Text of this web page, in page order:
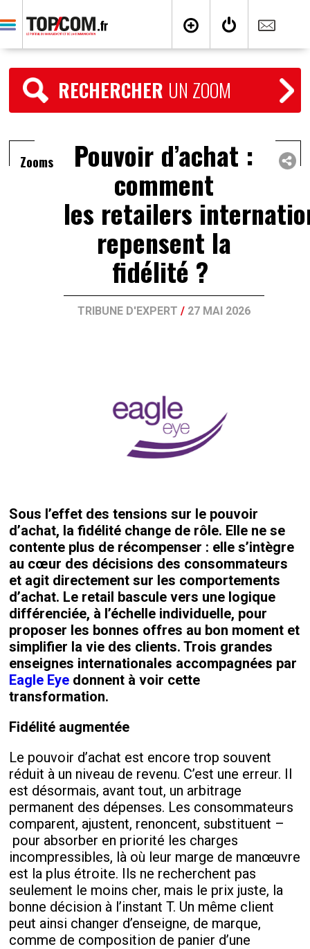
RECHERCHER UN ZOOM
Zooms Pouvoir d’achat :
comment
les retailers
repensent la
fidélité ?
TRIBUNE D'EXPERT / 27 MAI 2026
Sous l’effet des tensions sur le pouvoir
d’achat, la fidélité change de rôle. Elle ne se
contente plus de récompenser : elle s’intègre
au cœur des décisions des consommateurs
et agit directement sur les comportements
d’achat. Le retail bascule vers une logique
différenciée, à l’échelle individuelle, pour
proposer les bonnes offres au bon moment et
simplifier la vie des clients. Trois grandes
enseignes internationales accompagnées par
Eagle Eye donnent à voir cette
transformation.
Fidélité augmentée
Le pouvoir d’achat est encore trop souvent
réduit à un niveau de revenu. C’est une erreur. Il
est désormais, avant tout, un arbitrage
permanent des dépenses. Les consommateurs
comparent, ajustent, renoncent, substituent –
pour absorber en priorité les charges
incompressibles, là où leur marge de manœuvre
est la plus étroite. Ils ne recherchent pas
seulement le moins cher, mais le prix juste, la
bonne décision à l’instant T. Un même client
peut ainsi changer d’enseigne, de marque,
comme de composition de panier d’une